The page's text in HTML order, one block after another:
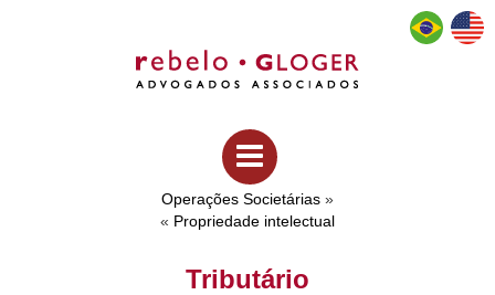
Operações Societárias »
« Propriedade intelectual
Tributário